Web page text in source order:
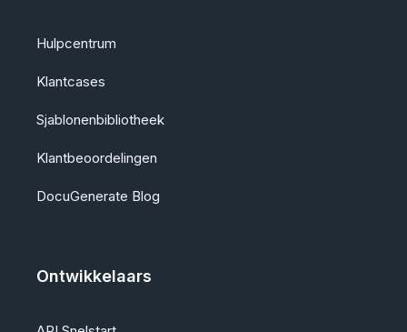
Hulpcentrum
Klantcases
Sjablonenbibliotheek
Klantbeoordelingen
DocuGenerate Blog
Ontwikkelaars